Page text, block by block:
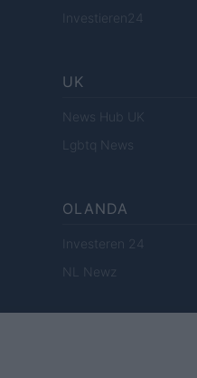
Investieren24
UK
News Hub UK
Lgbtq News
OLANDA
Investeren 24
NL Newz